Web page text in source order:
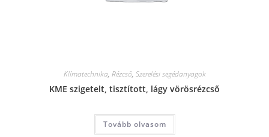
Klímatechnika, Rézcső, Szerelési segédanyagok
KME szigetelt, tisztított, lágy vörösrézcső
Tovább olvasom